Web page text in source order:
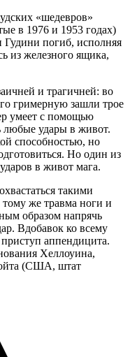
«шедевров»
в 1976 и 1953 годах)
Гудини погиб, исполняя
из железного ящика,
и трагичней: во
гримерную зашли трое
умеет с помощью
удары в живот.
способностью, но
Но один из
в живот мага.
такими
же травма ноги и
образом напрячь
Вдобавок ко всему
приступ аппендицита.
Хеллоуина,
(США, штат